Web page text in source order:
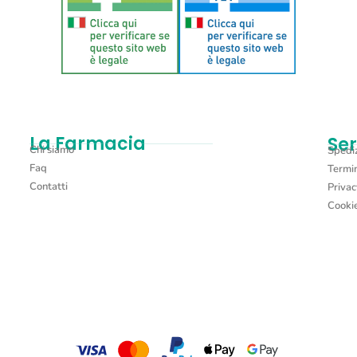
La Farmacia
Chi siamo
Faq
Contatti